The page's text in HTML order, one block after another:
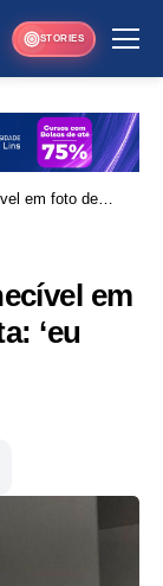
STORIES
em foto de
em
‘eu